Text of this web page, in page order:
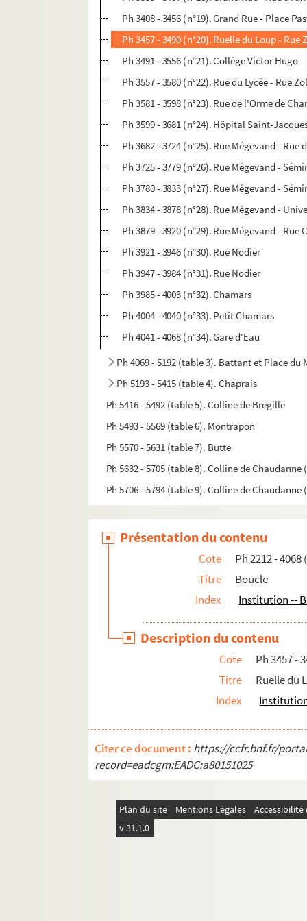
Ph 3408 - 3456 (n°19). Grand Rue - Place
Ph 3457 - 3490 (n°20). Ruelle du Loup - Rue
Ph 3491 - 3556 (n°21). Collège Victor Hugo
Ph 3557 - 3580 (n°22). Rue du Lycée - Rue
Ph 3581 - 3598 (n°23). Rue de l'Orme de
Ph 3599 - 3681 (n°24). Hôpital Saint-
Ph 3682 - 3724 (n°25). Rue Mégevand -
Ph 3725 - 3779 (n°26). Rue Mégevand -
Ph 3780 - 3833 (n°27). Rue Mégevand -
Ph 3834 - 3878 (n°28). Rue Mégevand -
Ph 3879 - 3920 (n°29). Rue Mégevand - Rue
Ph 3921 - 3946 (n°30). Rue Nodier
Ph 3947 - 3984 (n°31). Rue Nodier
Ph 3985 - 4003 (n°32). Chamars
Ph 4004 - 4040 (n°33). Petit Chamars
Ph 4041 - 4068 (n°34). Gare d'Eau
Ph 4069 - 5192 (table 3). Battant et Place du
Ph 5193 - 5415 (table 4). Chaprais
Ph 5416 - 5492 (table 5). Colline de Bregille
Ph 5493 - 5569 (table 6). Montrapon
Ph 5570 - 5631 (table 7). Butte
Ph 5632 - 5705 (table 8). Colline de Chaudanne
Ph 5706 - 5794 (table 9). Colline de Chaudanne
Présentation du contenu
Cote
Ph 2212 -
Titre
Boucle
Index
Institution --
Description du contenu
Cote
Ph 3457 -
Titre
Ruelle du
Index
Citer ce document : https://ccfr.bnf.fr/
record=eadcgm:EADC:a80151025
Plan du site Mentions Légales
v 31.1.0